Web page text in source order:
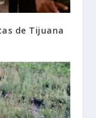
de Tijuana